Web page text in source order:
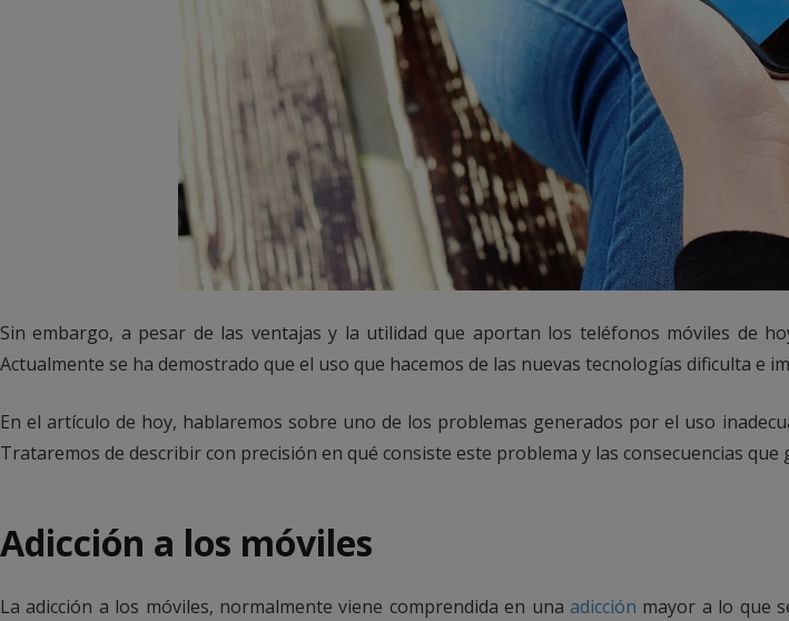
Sin embargo, a pesar de las ventajas y la utilidad que aportan los teléfonos móviles de
Actualmente se ha demostrado que el uso que hacemos de las nuevas tecnologías dificulta
En el artículo de hoy, hablaremos sobre uno de los problemas generados por el uso
Trataremos de describir con precisión en qué consiste este problema y las consecuencias
Adicción a los móviles
La adicción a los móviles, normalmente viene comprendida en una adicción mayor a lo que